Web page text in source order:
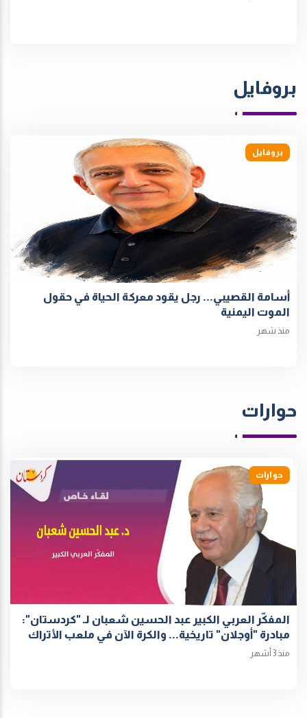
بروفايل
بروفايل
أسامة القصيبي... رجل يقود معركة الحياة في حقول
الموت اليمنية
منذ شهر
حوارات
حوارات
المفكّر العربي الكبير عبد الحسين شعبان لـ "كردستان":
مبادرة "أوجلان" تاريخية... والكرة الآن في ملعب الأتراك
منذ 3 أشهر